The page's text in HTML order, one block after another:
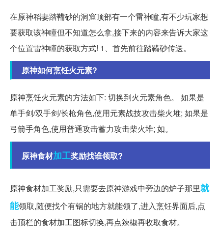
在原神稻妻踏鞴砂的洞窟顶部有一个雷神瞳,有不少玩家想
要获取该神瞳但不知道怎么拿,接下来的内容来告诉大家这
个位置雷神瞳的获取方式! 1、首先前往踏鞴砂传送。
原神如何烹饪火元素?
原神烹饪火元素的方法如下: 切换到火元素角色。 如果是
单手剑/双手剑/长枪角色,使用元素战技攻击柴火堆; 如果是
弓箭手角色,使用普通攻击蓄力攻击柴火堆; 如。
原神食材加工奖励找谁领取?
原神食材加工奖励,只需要去原神游戏中旁边的炉子那里就
能领取,随便找个有锅的地方就能领了,进入烹饪界面后,点
击顶栏的食材加工图标切换,再点辣椒再收取食材。